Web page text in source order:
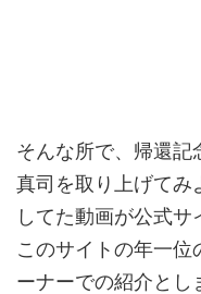
そんな所で、帰還記
真司を取り上げてみ
してた動画が公式
このサイトの年一位
ーナーでの紹介とし